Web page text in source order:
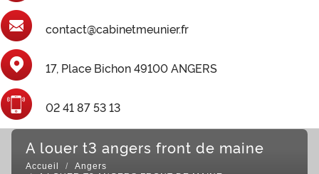
contact@cabinetmeunier.fr
17, Place Bichon 49100 ANGERS
02 41 87 53 13
a louer t3 angers front de maine
Accueil
Angers